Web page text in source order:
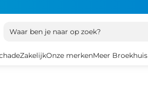
Waar ben je naar op zoek?
ZakelijkOnze merkenMeer Broekhuis